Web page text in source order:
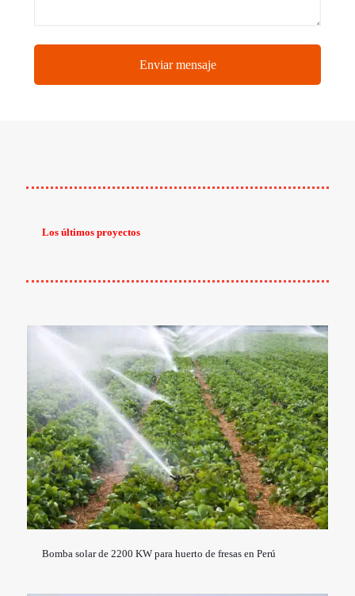
Los últimos proyectos
Bomba solar de 2200 KW para huerto de fresas en Perú